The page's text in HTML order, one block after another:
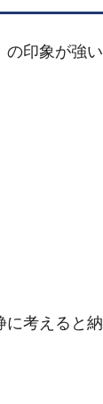
印象が強
考えると